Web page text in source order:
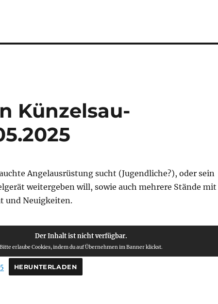
Künzelsau-
Angelausrüstung sucht (Jugendliche?), oder sein
weitergeben will, sowie auch mehrere Stände mit
und Neuigkeiten.
Der Inhalt ist nicht verfügbar.
Bitte erlaube Cookies, indem du auf Übernehmen im Banner klickst.
HERUNTERLADEN